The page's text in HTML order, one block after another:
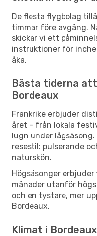
De flesta flygbolag
timmar före avgång.
skickar vi ett
instruktioner för
åka.
Bästa tiderna
Bordeaux
Frankrike erbjuder
året – från lokala
lugn under lågsäsong.
resestil: pulserande
naturskön.
Högsäsonger
månader utanför
och en tystare, mer
Bordeaux.
Klimat i Bordeaux